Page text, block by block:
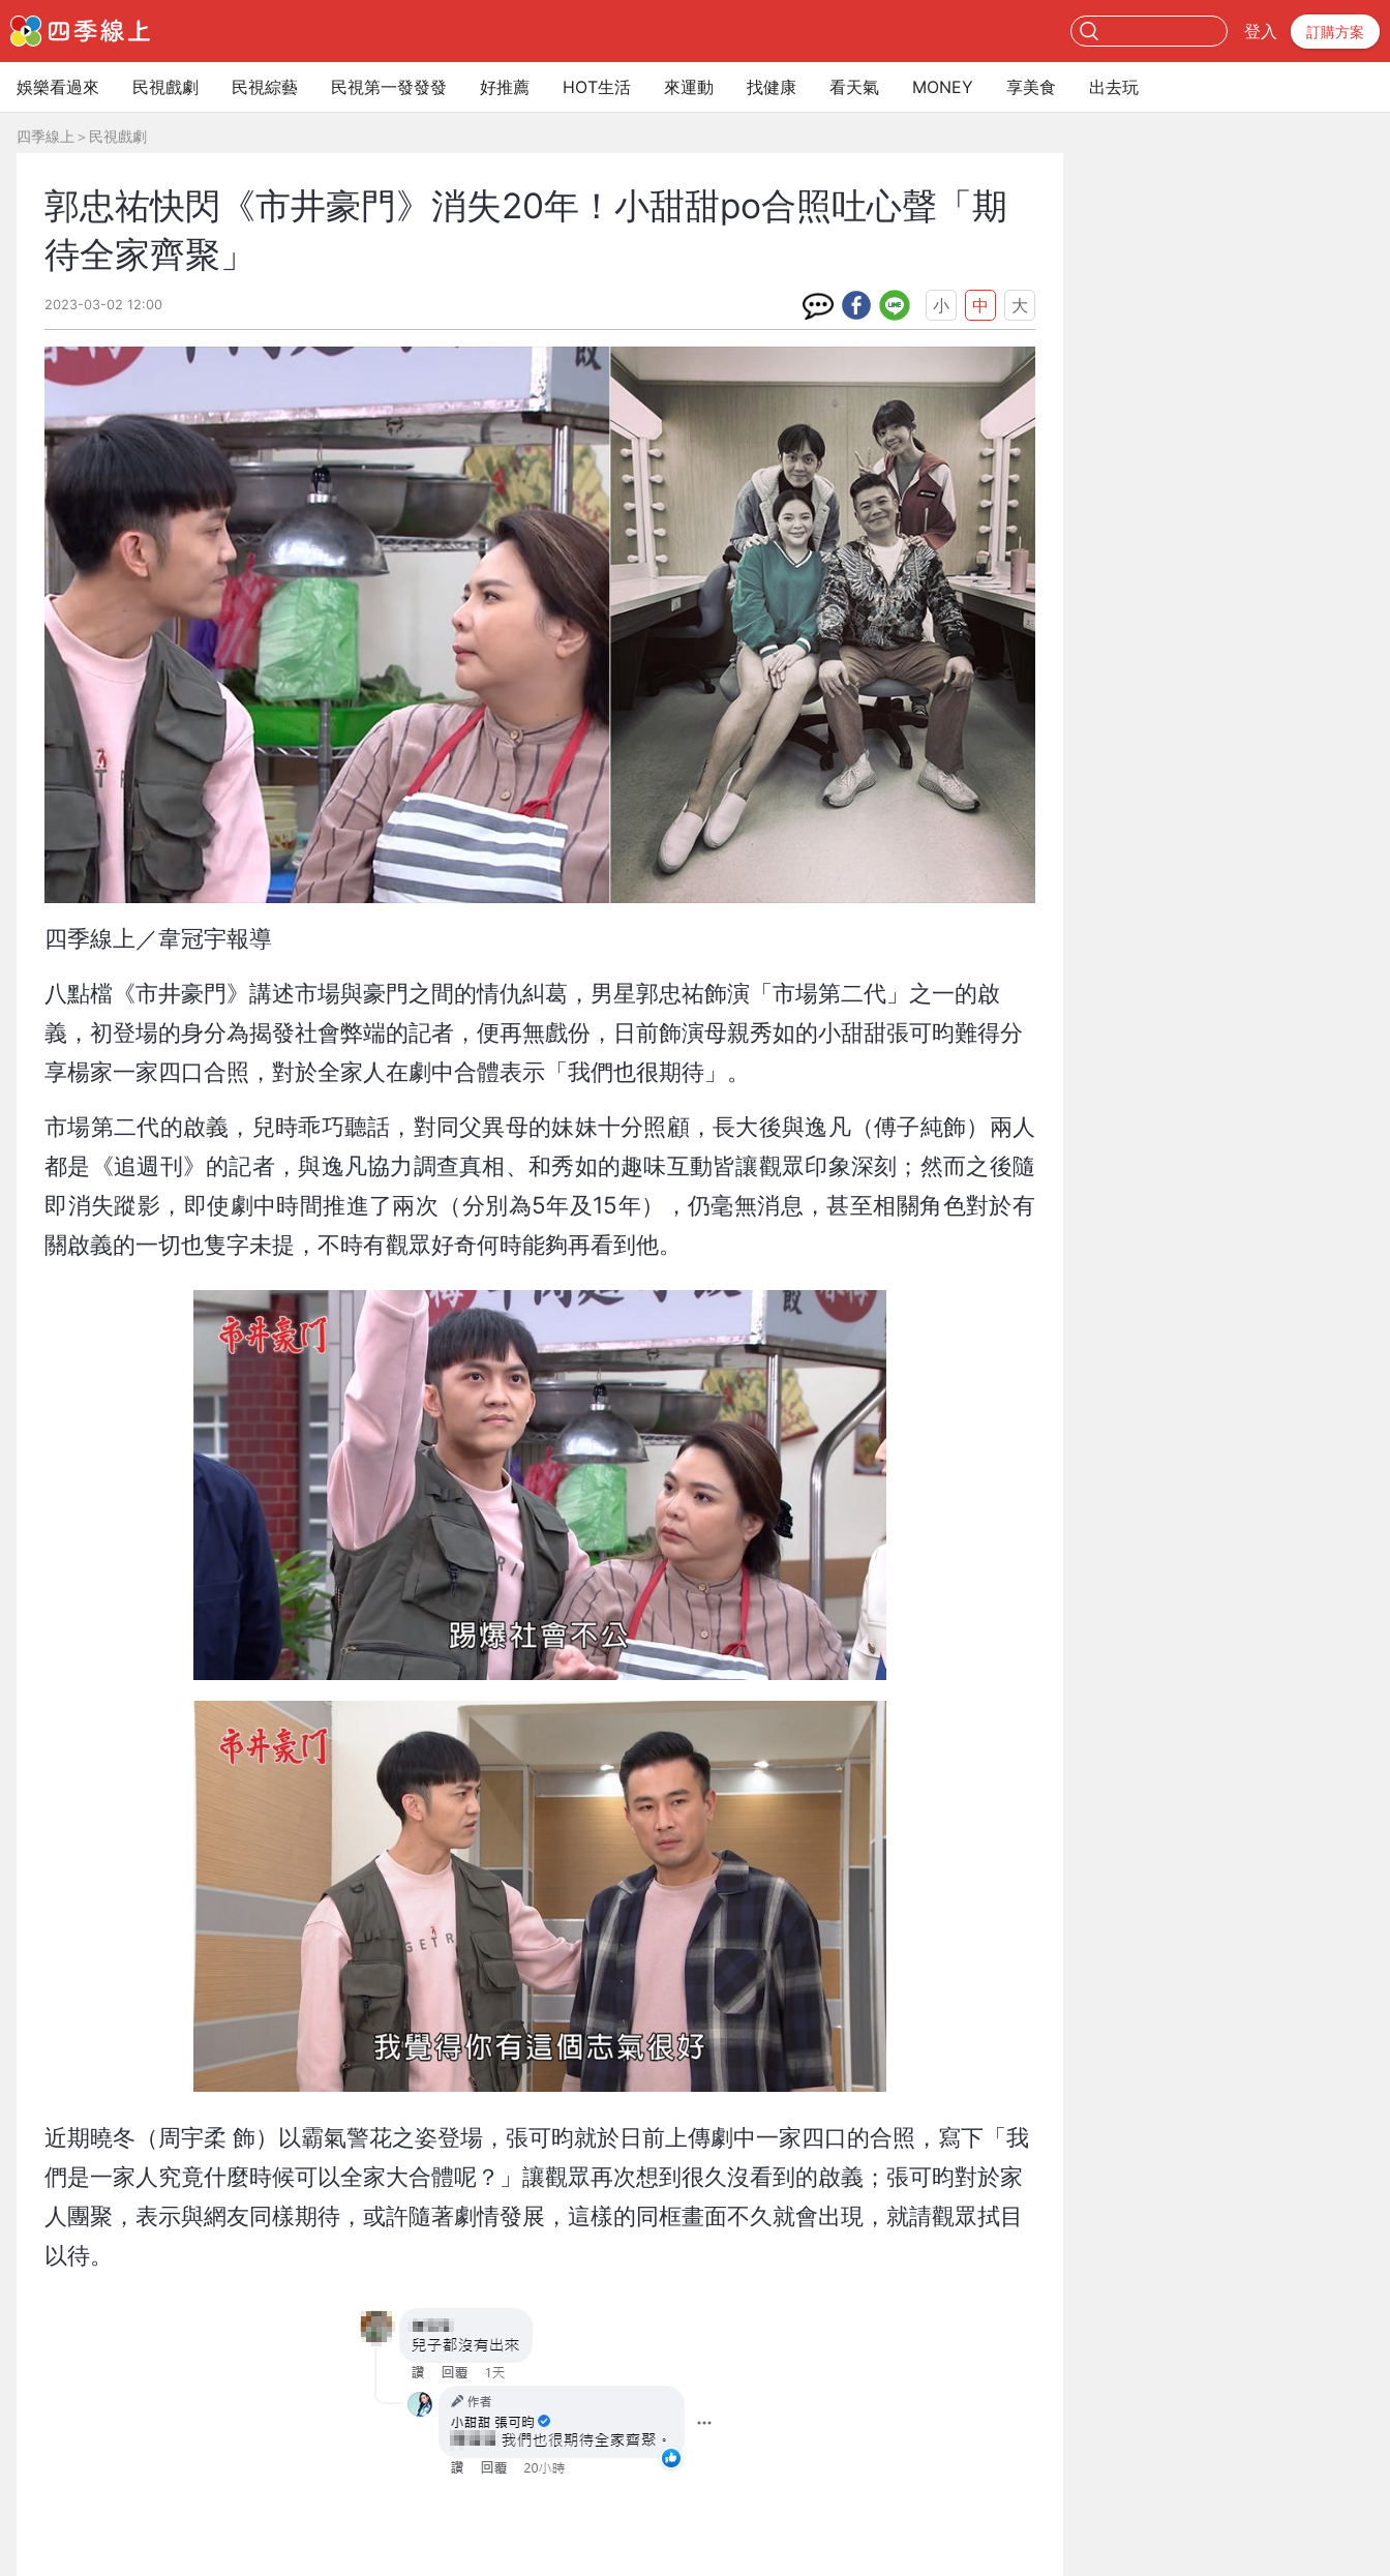
登入 訂購方案
娛樂看過來 民視戲劇 民視綜藝 民視第一發發發 好推薦 HOT生活 來運動 找健康 看天氣 MONEY 享美食 出去玩
四季線上 ＞ 民視戲劇
郭忠祐快閃《市井豪門》消失20年！小甜甜po合照吐心聲「期
待全家齊聚」
2023-03-02 12:00 小 中 大
四季線上／韋冠宇報導
八點檔《市井豪門》講述市場與豪門之間的情仇糾葛，男星郭忠祐飾演「市場第二代」之一的啟
義，初登場的身分為揭發社會弊端的記者，便再無戲份，日前飾演母親秀如的小甜甜張可昀難得分
享楊家一家四口合照，對於全家人在劇中合體表示「我們也很期待」。
市場第二代的啟義，兒時乖巧聽話，對同父異母的妹妹十分照顧，長大後與逸凡（傅子純飾）兩人
都是《追週刊》的記者，與逸凡協力調查真相、和秀如的趣味互動皆讓觀眾印象深刻；然而之後隨
即消失蹤影，即使劇中時間推進了兩次（分別為5年及15年），仍毫無消息，甚至相關角色對於有
關啟義的一切也隻字未提，不時有觀眾好奇何時能夠再看到他。
近期曉冬（周宇柔 飾）以霸氣警花之姿登場，張可昀就於日前上傳劇中一家四口的合照，寫下「我
們是一家人究竟什麼時候可以全家大合體呢？」讓觀眾再次想到很久沒看到的啟義；張可昀對於家
人團聚，表示與網友同樣期待，或許隨著劇情發展，這樣的同框畫面不久就會出現，就請觀眾拭目
以待。